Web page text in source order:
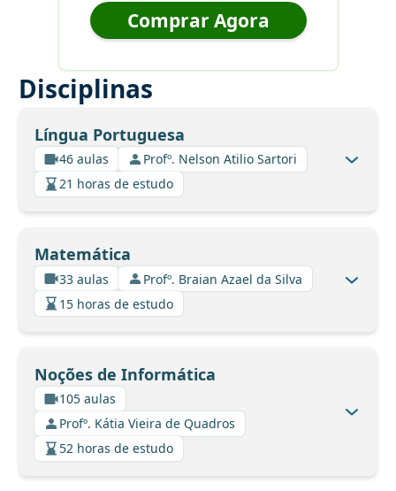
Comprar Agora
Disciplinas
Língua Portuguesa
46 aulas
Profº. Nelson Atilio Sartori
21 horas de estudo
Matemática
33 aulas
Profº. Braian Azael da Silva
15 horas de estudo
Noções de Informática
105 aulas
Profº. Kátia Vieira de Quadros
52 horas de estudo